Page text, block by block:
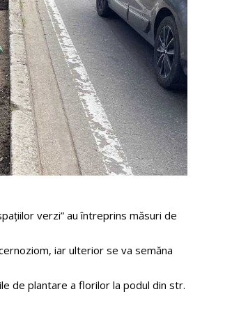
verzi” au întreprins măsuri de
iar ulterior se va semăna
de plantare a florilor la podul din str.